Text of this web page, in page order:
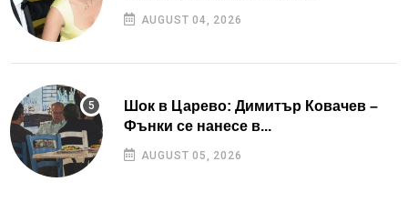
AUGUST 04, 2026
Шок в Царево: Димитър Ковачев –
Фънки се нанесе в...
AUGUST 05, 2026